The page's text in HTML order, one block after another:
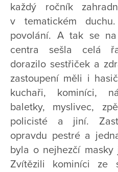
každý ročník
v tematickém
povolání. A tak se
centra sešla celá
dorazilo sestřiček a
zastoupení měli i
kuchaři, kominíci,
baletky, myslivec,
policisté a jiní.
opravdu pestré a
byla o nejhezčí masky
Zvítězili kominíci ze